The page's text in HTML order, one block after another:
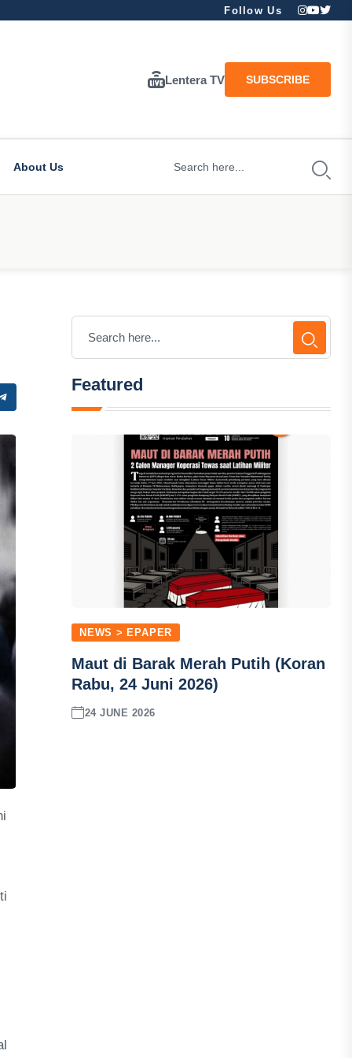
Follow Us
Lentera TV SUBSCRIBE
About Us
Featured
NEWS > EPAPER
Maut di Barak Merah Putih (Koran
Rabu, 24 Juni 2026)
24 JUNE 2026